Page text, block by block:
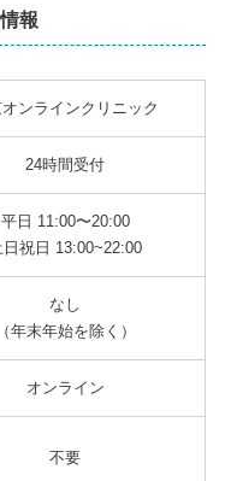
報
ンラインクリニック
24時間受付
平日 11:00〜20:00
日祝日 13:00~22:00
なし
（年末年始を除く）
オンライン
不要